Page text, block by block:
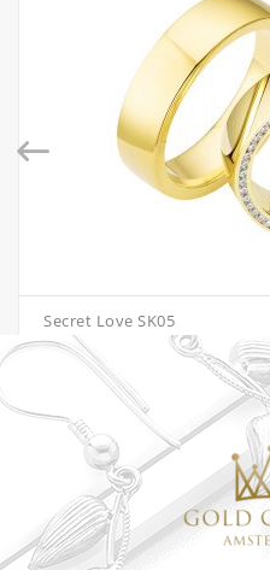
Secret Love SK05
€3,322.00
4,816.00